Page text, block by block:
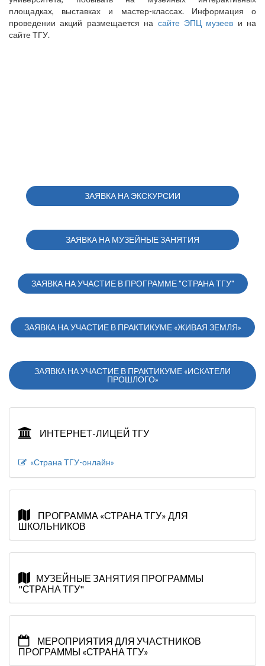
площадках, выставках и мастер-классах. Информация о
проведении акций размещается на сайте ЭПЦ музеев и на
сайте ТГУ.
ЗАЯВКА НА ЭКСКУРСИИ
ЗАЯВКА НА МУЗЕЙНЫЕ ЗАНЯТИЯ
ЗАЯВКА НА УЧАСТИЕ В ПРОГРАММЕ "СТРАНА ТГУ"
ЗАЯВКА НА УЧАСТИЕ В ПРАКТИКУМЕ «ЖИВАЯ ЗЕМЛЯ»
ЗАЯВКА НА УЧАСТИЕ В ПРАКТИКУМЕ «ИСКАТЕЛИ
ПРОШЛОГО»
ИНТЕРНЕТ-ЛИЦЕЙ ТГУ
«Страна ТГУ-онлайн»
ПРОГРАММА «СТРАНА ТГУ» ДЛЯ
ШКОЛЬНИКОВ
МУЗЕЙНЫЕ ЗАНЯТИЯ ПРОГРАММЫ
"СТРАНА ТГУ"
МЕРОПРИЯТИЯ ДЛЯ УЧАСТНИКОВ
ПРОГРАММЫ «СТРАНА ТГУ»